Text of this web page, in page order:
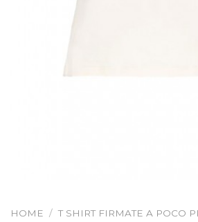
HOME / T SHIRT FIRMATE A POCO